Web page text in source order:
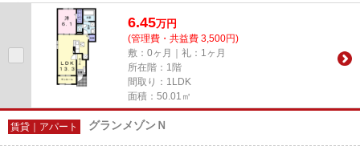
る室内が魅力的です。あると使...
6.45万円
(管理費・共益費 3,500円)
敷：0ヶ月｜礼：1ヶ月
所在階：1階
間取り：1LDK
面積：50.01㎡
賃貸｜アパート グランメゾンＮ